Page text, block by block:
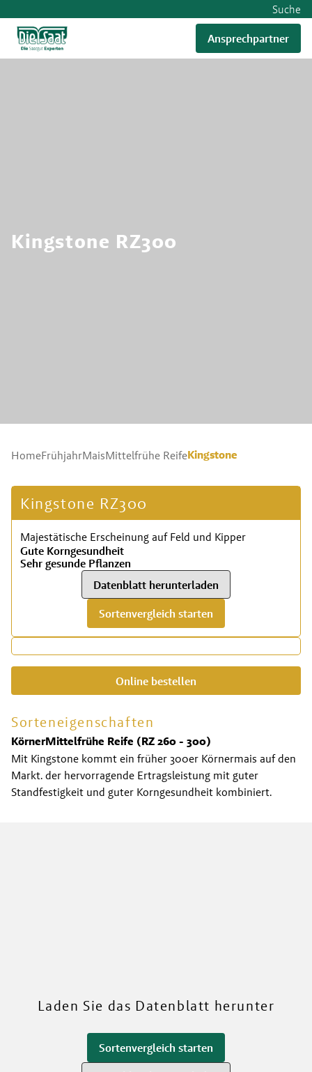
Suche
Ansprechpartner
Kingstone RZ300
HomeFrühjahrMaisMittelfrühe ReifeKingstone
Kingstone RZ300
Majestätische Erscheinung auf Feld und Kipper
Gute Korngesundheit
Sehr gesunde Pflanzen
Datenblatt herunterladen
Sortenvergleich starten
Online bestellen
Sorteneigenschaften
KörnerMittelfrühe Reife (RZ 260 - 300)
Mit Kingstone kommt ein früher 300er Körnermais auf den
Markt. der hervorragende Ertragsleistung mit guter
Standfestigkeit und guter Korngesundheit kombiniert.
Mehr über unsere Sorten
Laden Sie das Datenblatt herunter
Sortenvergleich starten